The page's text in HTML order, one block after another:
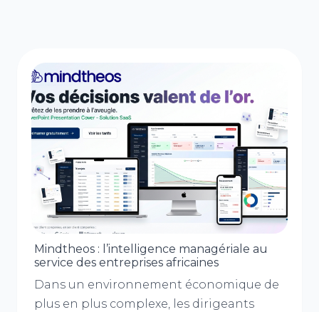
Mindtheos : l’intelligence managériale au
service des entreprises africaines
Dans un environnement économique de
plus en plus complexe, les dirigeants